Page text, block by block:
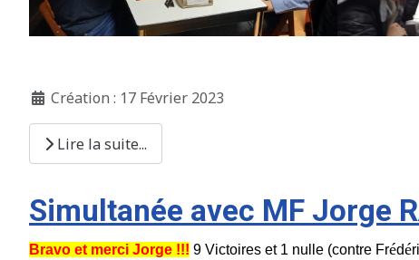
Création : 17 Février 2023
Lire la suite...
Simultanée avec MF Jorge
Bravo et merci Jorge !!! 9 Victoires et 1 nulle (contre Frédé